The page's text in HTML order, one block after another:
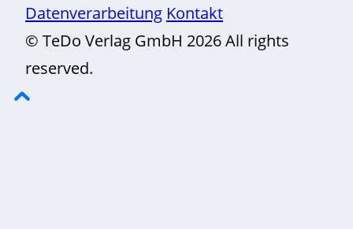
Datenverarbeitung Kontakt
© TeDo Verlag GmbH 2026 All rights
reserved.